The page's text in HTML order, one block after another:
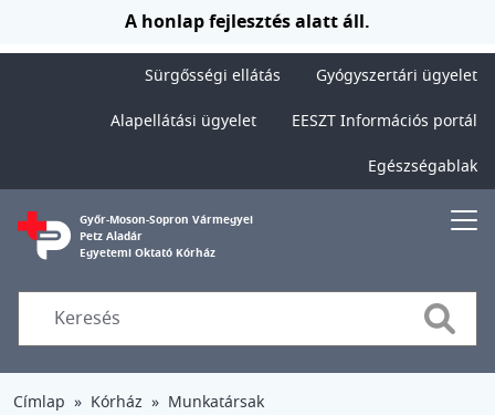
Ugrás a tartalomraA honlap fejlesztés alatt áll.
Sürgősségi ellátás
Gyógyszertári ügyelet
Alapellátási ügyelet
EESZT Információs portál
Egészségablak
Győr-Moson-Sopron Vármegyei
Petz Aladár
Egyetemi Oktató Kórház
Search
Címlap Kórház Munkatársak